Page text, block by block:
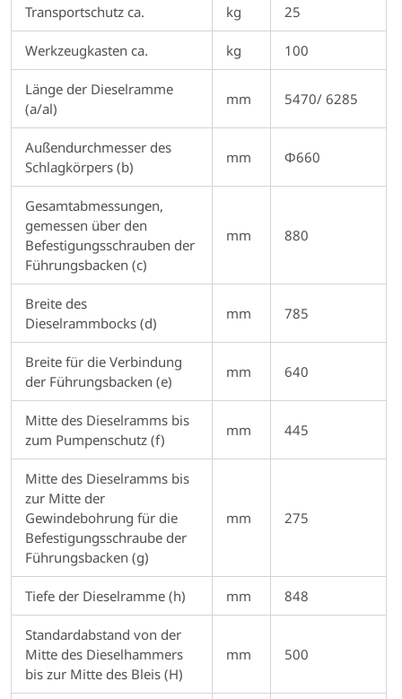
Transportschutz ca. kg 25
Werkzeugkasten ca. kg 100
Länge der Dieselramme
(a/al)
mm 5470/ 6285
Außendurchmesser des
Schlagkörpers (b)
mm Φ660
Gesamtabmessungen,
gemessen über den
Befestigungsschrauben der
Führungsbacken (c)
mm 880
Breite des
Dieselrammbocks (d)
mm 785
Breite für die Verbindung
der Führungsbacken (e)
mm 640
Mitte des Dieselramms bis
zum Pumpenschutz (f)
mm 445
Mitte des Dieselramms bis
zur Mitte der
Gewindebohrung für die
Befestigungsschraube der
Führungsbacken (g)
mm 275
Tiefe der Dieselramme (h) mm 848
Standardabstand von der
Mitte des Dieselhammers
bis zur Mitte des Bleis (H)
mm 500